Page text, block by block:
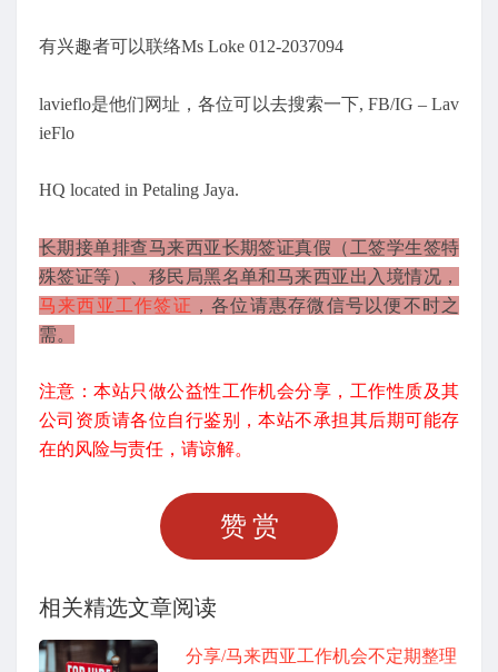
有兴趣者可以联络Ms Loke 012-2037094
lavieflo是他们网址，各位可以去搜索一下, FB/IG – Lav
ieFlo
HQ located in Petaling Jaya.
长期接单排查马来西亚长期签证真假（工签学生签特
殊签证等）、移民局黑名单和马来西亚出入境情况，
马来西亚工作签证 ，各位请惠存微信号以便不时之
需。
注意：本站只做公益性工作机会分享，工作性质及其
公司资质请各位自行鉴别，本站不承担其后期可能存
在的风险与责任，请谅解。
赞赏
相关精选文章阅读
分享/马来西亚工作机会不定期整理